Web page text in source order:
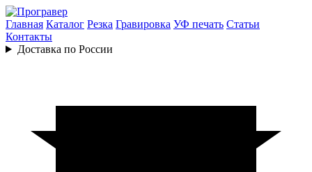
Главная Каталог Резка Гравировка УФ печать Статьи
Контакты
Доставка по России